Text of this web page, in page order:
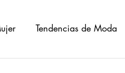
Tendencias de Moda